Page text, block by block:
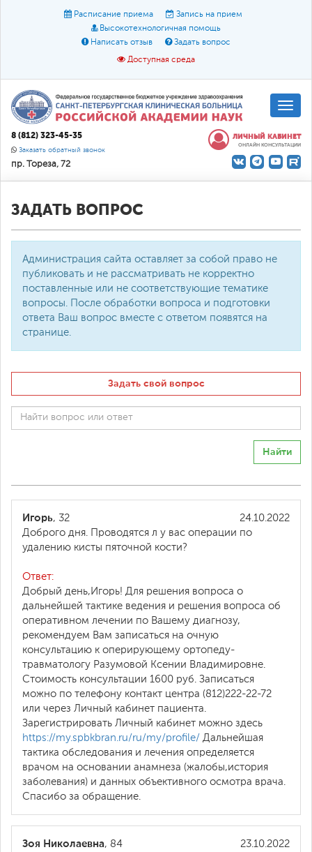
Расписание приема
Запись на прием
Высокотехнологичная помощь
Написать отзыв
Задать вопрос
Доступная среда
Размер шрифта: A A A
Цвет:
О доступной среде
8 (812) 323-45-35
Заказать обратный звонок
пр. Тореза, 72
ЛИЧНЫЙ КАБИНЕТ
ОНЛАЙН КОНСУЛЬТАЦИИ
ЗАДАТЬ ВОПРОС
Администрация сайта оставляет за собой право не
публиковать и не рассматривать не корректно
поставленные или не соответствующие тематике
вопросы. После обработки вопроса и подготовки
ответа Ваш вопрос вместе с ответом появятся на
странице.
Задать свой вопрос
Найти
24.10.2022
Игорь, 32
Доброго дня. Проводятся л у вас операции по
удалению кисты пяточной кости?
Ответ:
Добрый день,Игорь! Для решения вопроса о
дальнейшей тактике ведения и решения вопроса об
оперативном лечении по Вашему диагнозу,
рекомендуем Вам записаться на очную
консультацию к оперирующему ортопеду-
травматологу Разумовой Ксении Владимировне.
Стоимость консультации 1600 руб. Записаться
можно по телефону контакт центра (812)222-22-72
или через Личный кабинет пациента.
Зарегистрировать Личный кабинет можно здесь
https://my.spbkbran.ru/ru/my/profile/ Дальнейшая
тактика обследования и лечения определяется
врачом на основании анамнеза (жалобы,история
заболевания) и данных объективного осмотра врача.
Спасибо за обращение.
23.10.2022
Зоя Николаевна, 84